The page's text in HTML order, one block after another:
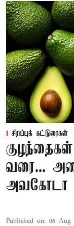
சிறப்புக் கட்டுரைகள்
வரை...
அவகோடா
Published on: 06 Aug